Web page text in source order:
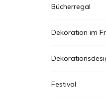
Bücherregal
Dekoration im
Festival